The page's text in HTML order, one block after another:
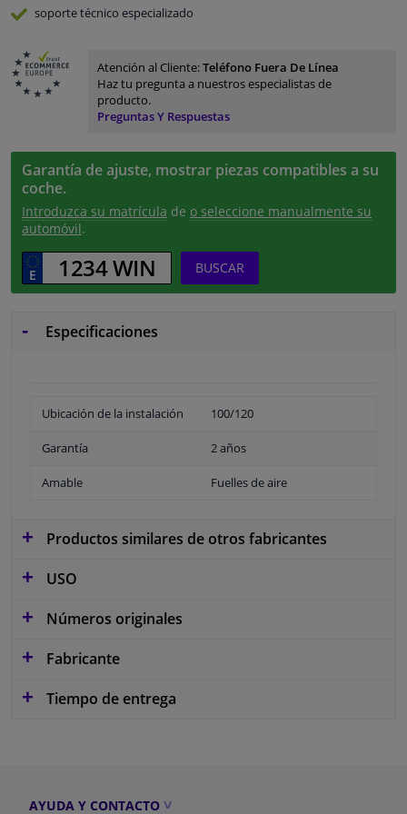
soporte técnico especializado
Atención al Cliente:Teléfono Fuera De Línea
Haz tu pregunta a nuestros especialistas de
producto.
Preguntas Y Respuestas
Garantía de ajuste, mostrar piezas compatibles a su
coche.
Introduzca su matrícula de o seleccione manualmente su
automóvil.
BUSCAR
Especificaciones
Ubicación de la instalación 100/120
Garantía 2 años
Amable Fuelles de aire
Productos similares de otros fabricantes
USO
Números originales
Fabricante
Tiempo de entrega
AYUDA Y CONTACTO